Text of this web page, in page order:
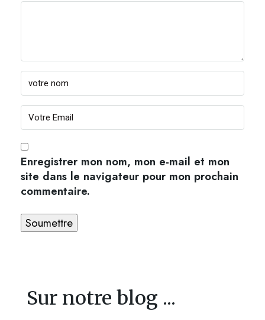
Enregistrer mon nom, mon e-mail et mon
site dans le navigateur pour mon prochain
commentaire.
Sur notre blog ...